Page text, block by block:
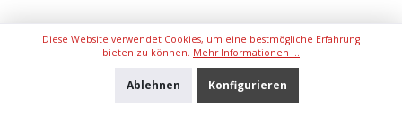
Diese Website verwendet Cookies, um eine bestmögliche Erfahrung
bieten zu können. Mehr Informationen ...
Ablehnen Konfigurieren